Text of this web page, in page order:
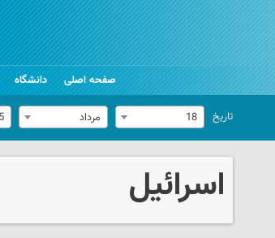
صفحه اصلی دانشگاه
تاریخ 18 مرداد
اسرائیل